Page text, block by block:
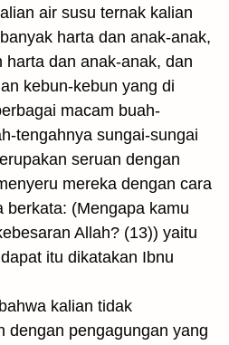
air susu ternak kalian
harta dan anak-anak,
harta dan anak-anak, dan
kebun-kebun yang di
macam buah-
tengahnya sungai-sungai
seruan dengan
mereka dengan cara
berkata: (Mengapa kamu
Allah? (13)) yaitu
itu dikatakan Ibnu
kalian tidak
dengan pengagungan yang